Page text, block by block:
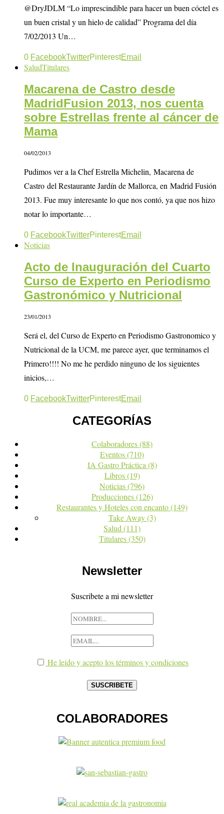
@DryJDLM “Lo imprescindible para hacer un buen cóctel es
un buen cristal y un hielo de calidad” Programa del día
7/02/2013 Un…
0 FacebookTwitterPinterestEmail
SaludTitulares
Macarena de Castro desde
MadridFusion 2013, nos cuenta
sobre Estrellas frente al cáncer de
Mama
04/02/2013
Pudimos ver a la Chef Estrella Michelin, Macarena de
Castro del Restaurante Jardín de Mallorca, en Madrid Fusión
2013. Fue muy interesante lo que nos contó, ya que nos hizo
notar lo importante…
0 FacebookTwitterPinterestEmail
Noticias
Acto de Inauguración del Cuarto
Curso de Experto en Periodismo
Gastronómico y Nutricional
23/01/2013
Será el, del Curso de Experto en Periodismo Gastronomico y
Nutricional de la UCM, me parece ayer, que terminamos el
Primero!!!! No me he perdido ninguno de los siguientes
inicios,…
0 FacebookTwitterPinterestEmail
CATEGORÍAS
Colaboradores(88)
Eventos(710)
IA Gastro Práctica(8)
Libros(19)
Noticias(796)
Producciones(126)
Restaurantes y Hoteles con encanto(149)
Take Away(3)
Salud(111)
Titulares(350)
Newsletter
Suscribete a mi newsletter
He leído y acepto los términos y condiciones
COLABORADORES